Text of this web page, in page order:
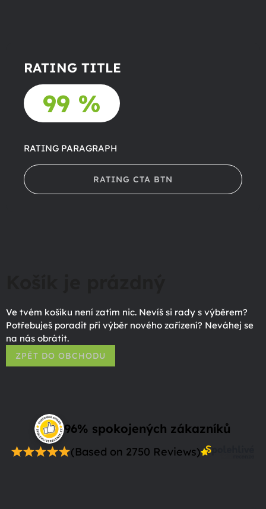
RATING TITLE
99 %
RATING PARAGRAPH
RATING CTA BTN
Ve tvém košíku není zatím nic. Nevíš si rady s výběrem?
Potřebuješ poradit při výběr nového zařízení? Neváhej se
na nás obrátit.
ZPĚT DO OBCHODU
96% spokojených zákazníků
(Based on 2750 Reviews)